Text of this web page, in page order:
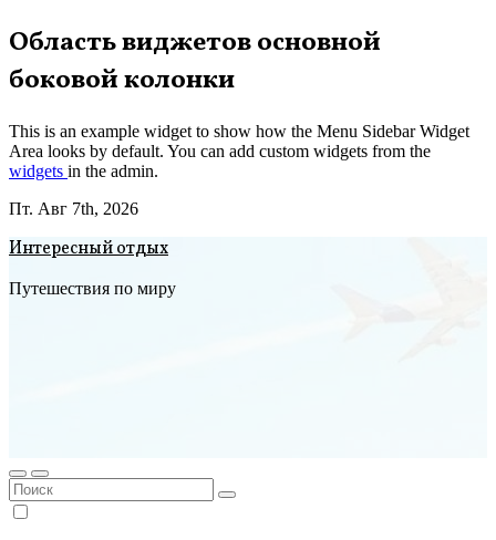
Перейти
к
содержимому
Область виджетов основной
боковой колонки
This is an example widget to show how the Menu Sidebar Widget
Area looks by default. You can add custom widgets from the
widgets in the admin.
Пт. Авг 7th, 2026
Интересный отдых
Путешествия по миру